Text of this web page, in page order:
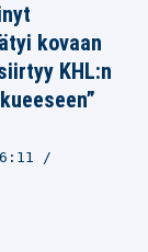
kovaan
KHL:n